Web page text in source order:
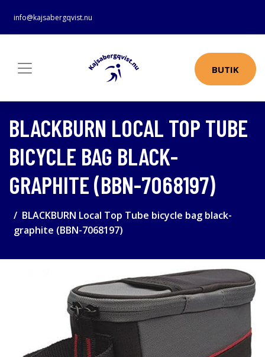
info@kajsabergqvist.nu
BUTIK
BLACKBURN LOCAL TOP TUBE
BICYCLE BAG BLACK-
GRAPHITE (BBN-7068197)
BLACKBURN Local Top Tube bicycle bag black-
graphite (BBN-7068197)